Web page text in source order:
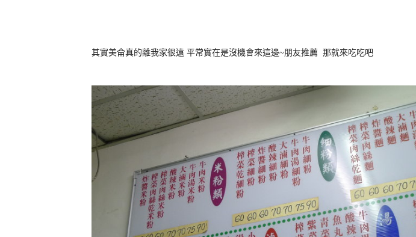
其實美侖真的離我家很遠 平常實在是沒機會來這邊~朋友推薦 那就來吃吃吧